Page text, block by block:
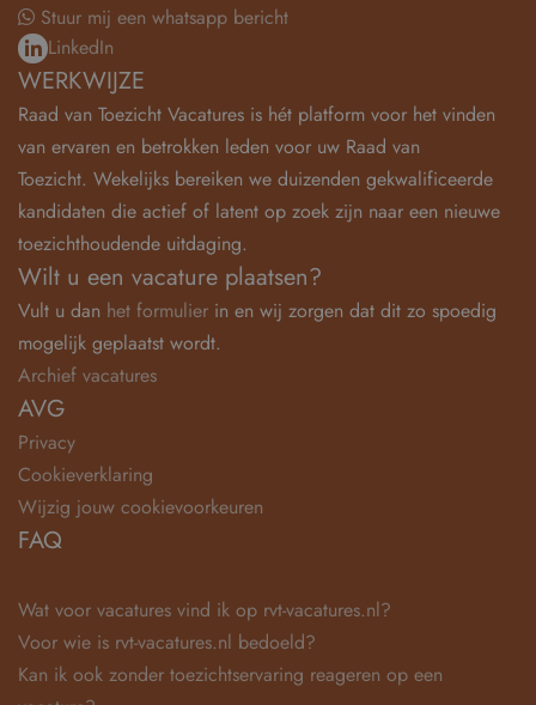
Stuur mij een whatsapp bericht
LinkedIn
WERKWIJZE
Raad van Toezicht Vacatures is hét platform voor het vinden
van ervaren en betrokken leden voor uw Raad van
Toezicht. Wekelijks bereiken we duizenden gekwalificeerde
kandidaten die actief of latent op zoek zijn naar een nieuwe
toezichthoudende uitdaging.
Wilt u een vacature plaatsen?
Vult u dan het formulier in en wij zorgen dat dit zo spoedig
mogelijk geplaatst wordt.
Archief vacatures
AVG
Privacy
Cookieverklaring
Wijzig jouw cookievoorkeuren
FAQ
Wat voor vacatures vind ik op rvt-vacatures.nl?
Voor wie is rvt-vacatures.nl bedoeld?
Kan ik ook zonder toezichtservaring reageren op een